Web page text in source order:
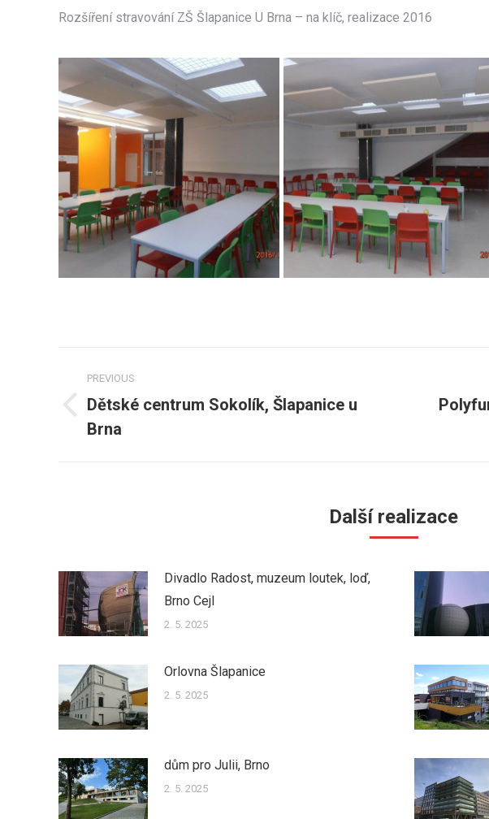
Rozšíření stravování ZŠ Šlapanice U Brna – na klíč, realizace 2016
navigation
PREVIOUS
Previous
post:
Dětské centrum Sokolík, Šlapanice u
Brna
Next
Další realizace
Divadlo Radost, muzeum loutek, loď,
Brno Cejl
2. 5. 2025
Orlovna Šlapanice
2. 5. 2025
dům pro Julii, Brno
2. 5. 2025